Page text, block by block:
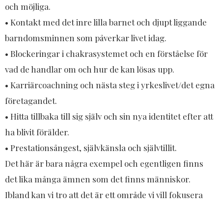
och möjliga.
• Kontakt med det inre lilla barnet och djupt liggande
barndomsminnen som påverkar livet idag.
• Blockeringar i chakrasystemet och en förståelse för
vad de handlar om och hur de kan lösas upp.
• Karriärcoachning och nästa steg i yrkeslivet/det egna
företagandet.
• Hitta tillbaka till sig själv och sin nya identitet efter att
ha blivit förälder.
• Prestationsångest, självkänsla och självtillit.
Det här är bara några exempel och egentligen finns
det lika många ämnen som det finns människor.
Ibland kan vi tro att det är ett område vi vill fokusera